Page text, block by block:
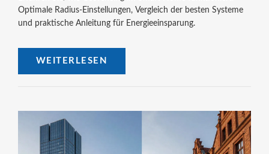
Optimale Radius-Einstellungen, Vergleich der besten Systeme
und praktische Anleitung für Energieeinsparung.
WEITERLESEN